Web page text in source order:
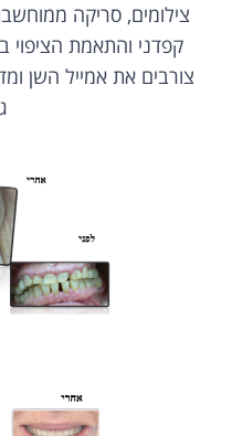
צילומים, סריקה
קפדני והתאמת הציפוי
צורבים את אמייל השן